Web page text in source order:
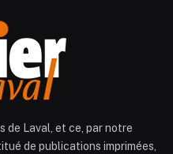
de Laval, et ce, par notre
de publications imprimées,